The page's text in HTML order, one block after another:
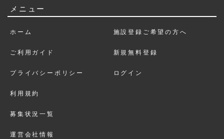
メニュー
ホーム
ご利用ガイド
プライバシーポリシー
利用規約
募集状況一覧
運営会社情報
施設登録ご希望の方へ
新規無料登録
ログイン